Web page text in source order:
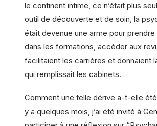
le continent intime, ce n’était plus
outil de découverte et de soin, la
était devenue une arme pour
dans les formations, accéder aux
facilitaient les carrières et donnaient
qui remplissait les cabinets.
Comment une telle dérive a-t-elle
y a quelques mois, j’ai été invité à